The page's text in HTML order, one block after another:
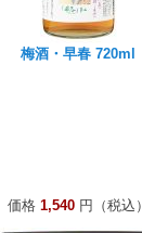
梅酒・早春 720ml
価格 1,540円（税込）